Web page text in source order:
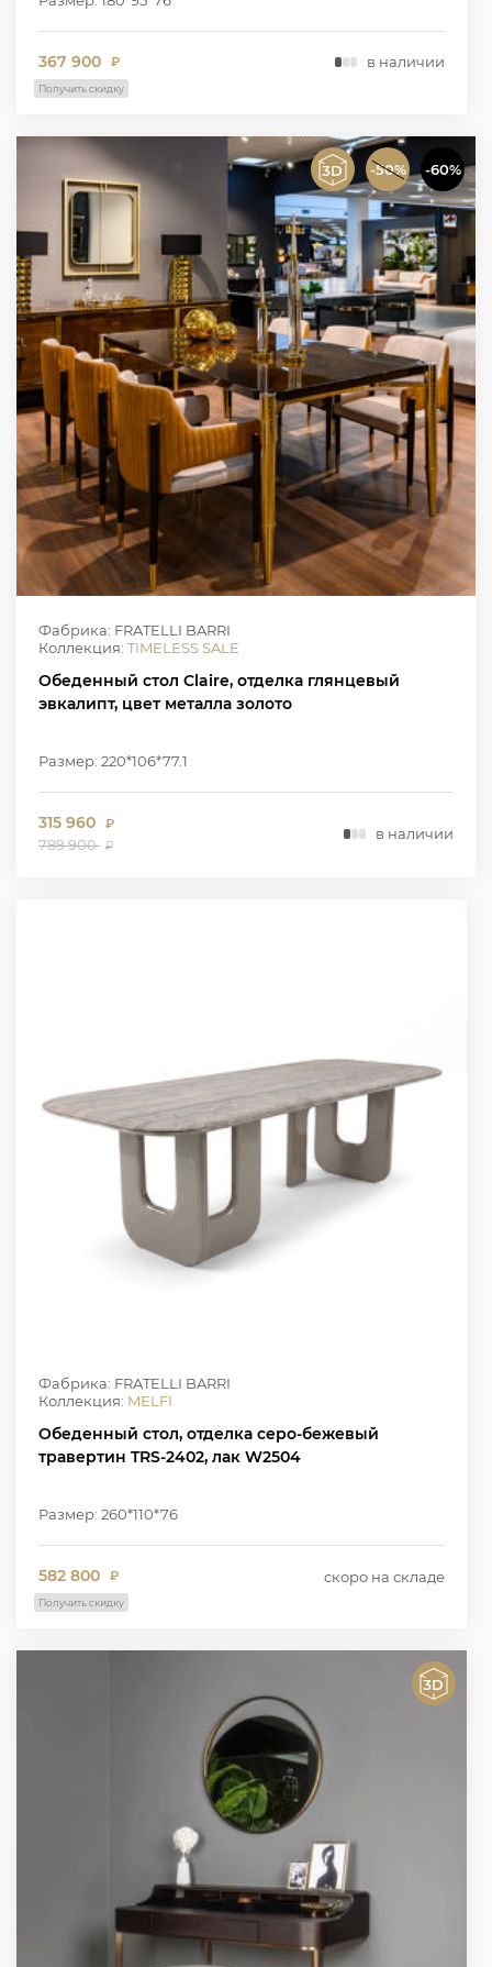
367 900 ₽ в наличии
Получить скидку
-50% -60%
Фабрика: FRATELLI BARRI
Коллекция: TIMELESS SALE
Обеденный стол Claire, отделка глянцевый
эвкалипт, цвет металла золото
Размер: 220*106*77.1
315 960 ₽
789 900 ₽
в наличии
Фабрика: FRATELLI BARRI
Коллекция: MELFI
Обеденный стол, отделка серо-бежевый
травертин TRS-2402, лак W2504
Размер: 260*110*76
582 800 ₽ скоро на складе
Получить скидку